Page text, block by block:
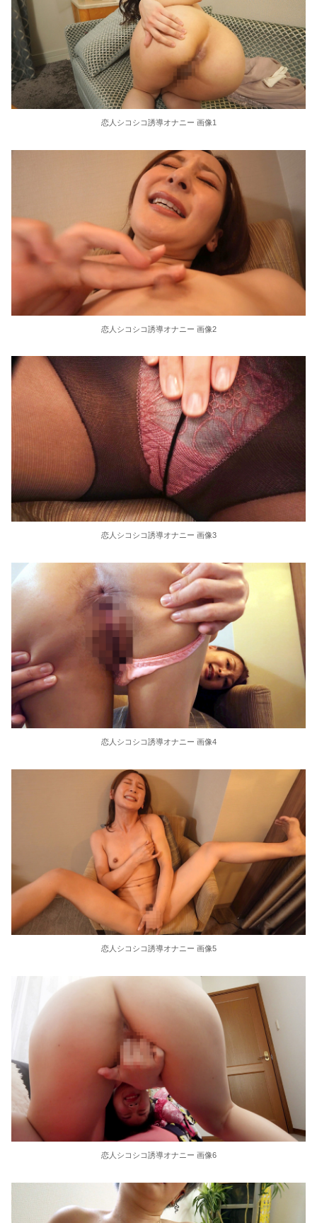
美人JDが彼氏のオ○ニー用に送った動画、勝手に晒されて学校中の”共有オカズ” にされる
【画像】 女子高生「え待って、パパが隣りの車両いる。。。」
【画像】 女さん、アソコにとんでもない物を入れて病院に担ぎ込まれる
現役学生ナンパ成功case.24 ゆいちゃん/かなうちゃん/りのちゃん
【悲報】桑田真澄「今の野球は長打、速いボールばっか」
【悲報】前輪が2輪あるバイク
【朗報】みい山作者・亜月ねねちゃんがチョロくて可愛い
【悲報】外国人の医療費未払いが多すぎたので病院が外国人の治療を断るようになってしまう
ハメ撮りプライベート フェロモン美尻 わたしスケベなの 高嶋和
なんで日本って原爆落とされたの？
絵恋空 画像455枚【ヌード】
近藤あさみ 大人になると衣装も下着になり露出度も高くなるのでいいですよね～！
動くぬいぐるみだった頃【再】
激しく揺れる小さな胸が愛おしくてたまらない
【ＳＭ・調教】出会い系でエッチした最高のドＭ女
松居一代 画像36枚【ヌード】
素人ＡＶ面接 ~ロリ娘にセクシーランジェリーを着せて生中ハメ~
まんチラの誘惑 ~ダチの母ちゃんと~
アラサー喪女の暴走オーガズム
月刊 古瀬玲
激しめイラマが好き！
Powered by livedoor 相互RSS
恋人シコシコ誘導オナニー 画像1
恋人シコシコ誘導オナニー 画像2
恋人シコシコ誘導オナニー 画像3
恋人シコシコ誘導オナニー 画像4
恋人シコシコ誘導オナニー 画像5
恋人シコシコ誘導オナニー 画像6